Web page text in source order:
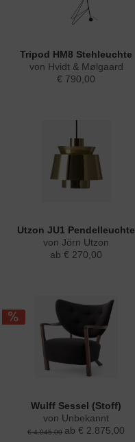
Tripod HM8 Stehleuchte
von Hvidt & Mølgaard
€ 790,00
Utzon JU1 Pendelleuchte
von Jörn Utzon
ab € 270,00
Wulff Sessel (Stoff)
von Unbekannt
€ 4.045,00 ab € 2.875,00